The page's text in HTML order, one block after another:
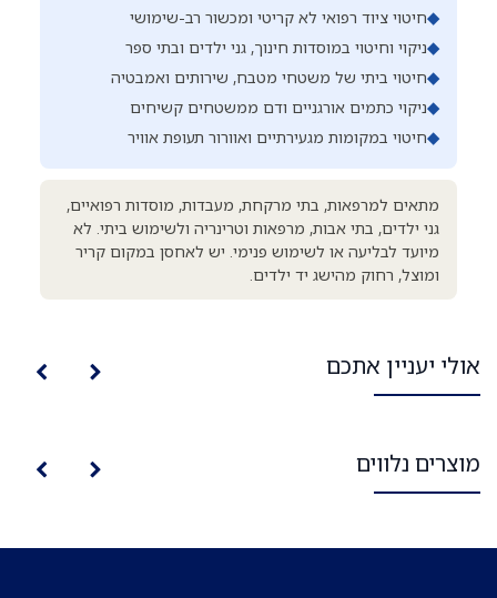
◆חיטוי ציוד רפואי לא קריטי ומכשור רב-שימושי
◆ניקוי וחיטוי במוסדות חינוך, גני ילדים ובתי ספר
◆חיטוי ביתי של משטחי מטבח, שירותים ואמבטיה
◆ניקוי כתמים אורגניים ודם ממשטחים קשיחים
◆חיטוי במקומות מגעירתיים ואוורור תעופת אוויר
מתאים למרפאות, בתי מרקחת, מעבדות, מוסדות רפואיים,
גני ילדים, בתי אבות, מרפאות וטרינריה ולשימוש ביתי. לא
מיועד לבליעה או לשימוש פנימי. יש לאחסן במקום קריר
ומוצל, רחוק מהישג יד ילדים.
אולי יעניין אתכם
מוצרים נלווים